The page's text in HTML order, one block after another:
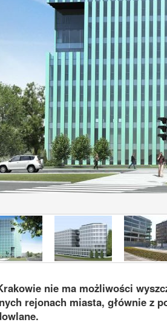
nie ma możliwości
rejonach miasta, głównie z